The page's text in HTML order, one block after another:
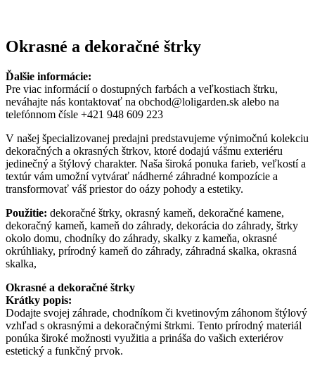
Okrasné a dekoračné štrky
Ďalšie informácie:
Pre viac informácií o dostupných farbách a veľkostiach štrku,
neváhajte nás kontaktovať na obchod@loligarden.sk alebo na
telefónnom čísle +421 948 609 223
V našej špecializovanej predajni predstavujeme výnimočnú kolekciu
dekoračných a okrasných štrkov, ktoré dodajú vášmu exteriéru
jedinečný a štýlový charakter. Naša široká ponuka farieb, veľkostí a
textúr vám umožní vytvárať nádherné záhradné kompozície a
transformovať váš priestor do oázy pohody a estetiky.
Použitie: dekoračné štrky, okrasný kameň, dekoračné kamene,
dekoračný kameň, kameň do záhrady, dekorácia do záhrady, štrky
okolo domu, chodníky do záhrady, skalky z kameňa, okrasné
okrúhliaky, prírodný kameň do záhrady, záhradná skalka, okrasná
skalka,
Okrasné a dekoračné štrky
Krátky popis:
Dodajte svojej záhrade, chodníkom či kvetinovým záhonom štýlový
vzhľad s okrasnými a dekoračnými štrkmi. Tento prírodný materiál
ponúka široké možnosti využitia a prináša do vašich exteriérov
estetický a funkčný prvok.